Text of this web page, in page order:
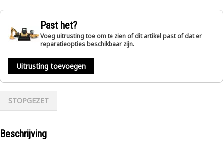
Past het?
Voeg uitrusting toe om te zien of dit artikel past of dat er
reparatieopties beschikbaar zijn.
Uitrusting toevoegen
STOPGEZET
Beschrijving